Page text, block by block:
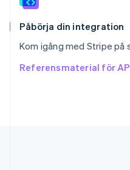
Påbörja din integration
Kom igång med Stripe på
Referensmaterial för
Sverige
SvenskaEnglish
ไทยEnglish
English